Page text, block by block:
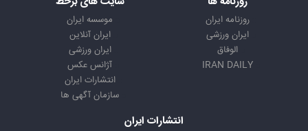
روزنامه ایران
ایران ورزشی
الوفاق
IRAN DAILY
موسسه ایران
ایران آنلاین
ایران ورزشی
آژانس عکس
انتشارات ایران
سازمان آگهی ها
انتشارات ایران